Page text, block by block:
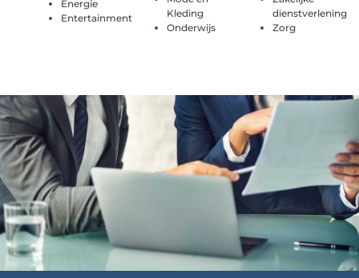
Energie
Entertainment
Kleding
Onderwijs
dienstverlening
Zorg